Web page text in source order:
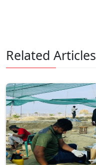
Related Articles